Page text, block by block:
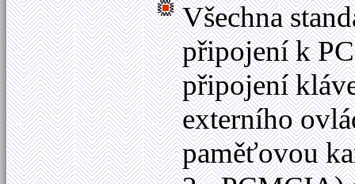
Všechna
připojení k
připojení
externího
paměťovou